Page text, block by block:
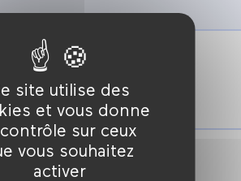
site utilise des
et vous donne
sur ceux
vous souhaitez
activer